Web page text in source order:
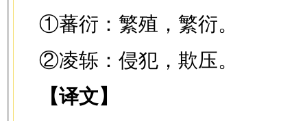
①蕃衍：繁殖，繁衍。
②凌轹：侵犯，欺压。
【译文】